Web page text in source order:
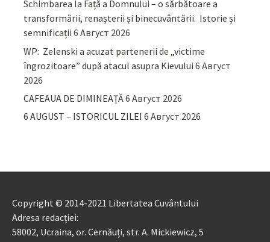
Schimbarea la Față a Domnului – o sărbătoare a
transformării, renașterii și binecuvântării. Istorie și
semnificații 6 Август 2026
WP: Zelenski a acuzat partenerii de „victime
îngrozitoare” după atacul asupra Kievului 6 Август
2026
CAFEAUA DE DIMINEAȚĂ6 Август 2026
6 AUGUST – ISTORICUL ZILEI 6 Август 2026
Copyright © 2014-2021 Libertatea Cuvântului
Adresa redacției:
58002, Ucraina, or. Cernăuți, str. A. Mickiewicz, 5